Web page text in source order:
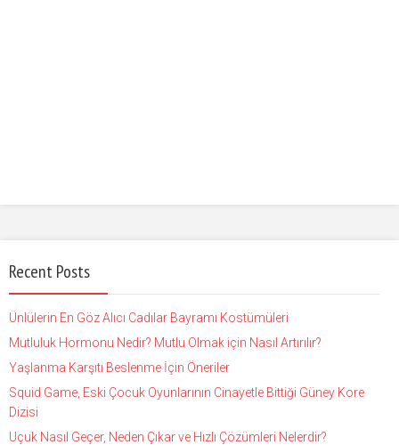
Recent Posts
Ünlülerin En Göz Alıcı Cadılar Bayramı Kostümüleri
Mutluluk Hormonu Nedir? Mutlu Olmak için Nasıl Artırılır?
Yaşlanma Karşıtı Beslenme İçin Öneriler
Squid Game, Eski Çocuk Oyunlarının Cinayetle Bittiği Güney Kore
Dizisi
Uçuk Nasıl Geçer, Neden Çıkar ve Hızlı Çözümleri Nelerdir?